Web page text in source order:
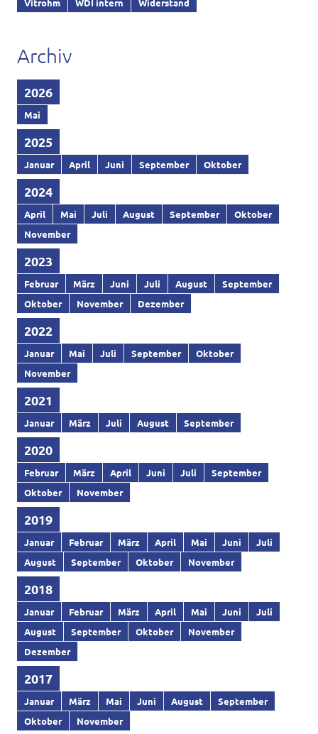
Archiv
2026
Mai
2025
Januar April Juni September Oktober
2024
April Mai Juli August September
Oktober
November
2023
Februar März Juni Juli August
September
Oktober
November Dezember
2022
Januar Mai Juli September
Oktober
November
2021
Januar März Juli August September
2020
Februar März April Juni Juli
September
Oktober
November
2019
Januar Februar März April Mai Juni
Juli
August
September Oktober November
2018
Januar Februar März April Mai Juni
Juli
August
September Oktober
November
Dezember
2017
Januar März Mai Juni August
September
Oktober
November